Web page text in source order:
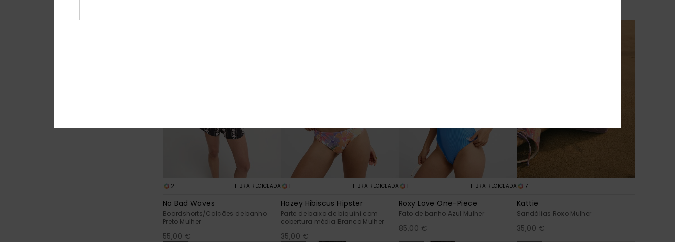
2 FIBRA RECICLADA
No Bad Waves
Boardshorts/Calções de banho
Preto Mulher
55,00 €
1 FIBRA RECICLADA
Hazey Hibiscus Hipster
Parte de baixo de biquíni com
cobertura média Branco Mulher
35,00 €
1 FIBRA RECICLADA
Roxy Love One-Piece
Fato de banho Azul Mulher
85,00 €
7
Kattie
Sandálias Roxo Mulher
35,00 €